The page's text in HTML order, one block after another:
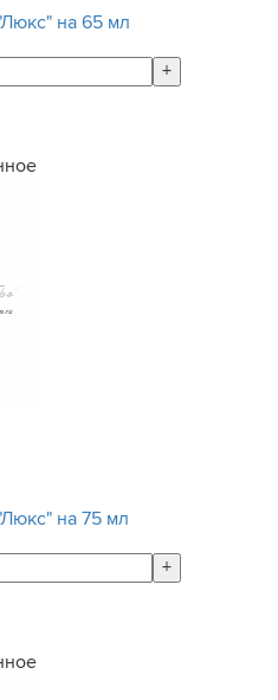
на 65 мл
+
на 75 мл
+